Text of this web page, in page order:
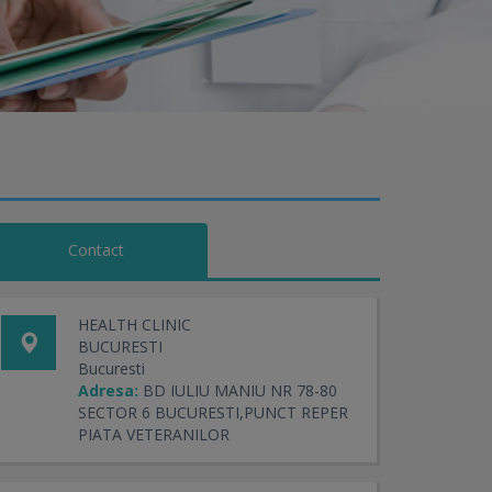
Contact
HEALTH CLINIC
BUCURESTI
Bucuresti
Adresa: BD IULIU MANIU NR 78-80
SECTOR 6 BUCURESTI,PUNCT REPER
PIATA VETERANILOR